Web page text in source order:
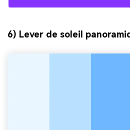
6) Lever de soleil